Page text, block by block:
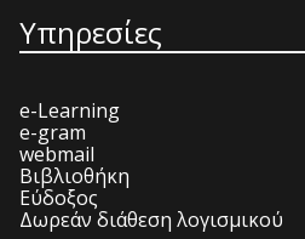
Υπηρεσίες
e-Learning
e-gram
webmail
Βιβλιοθήκη
Εύδοξος
Δωρεάν διάθεση λογισμικού